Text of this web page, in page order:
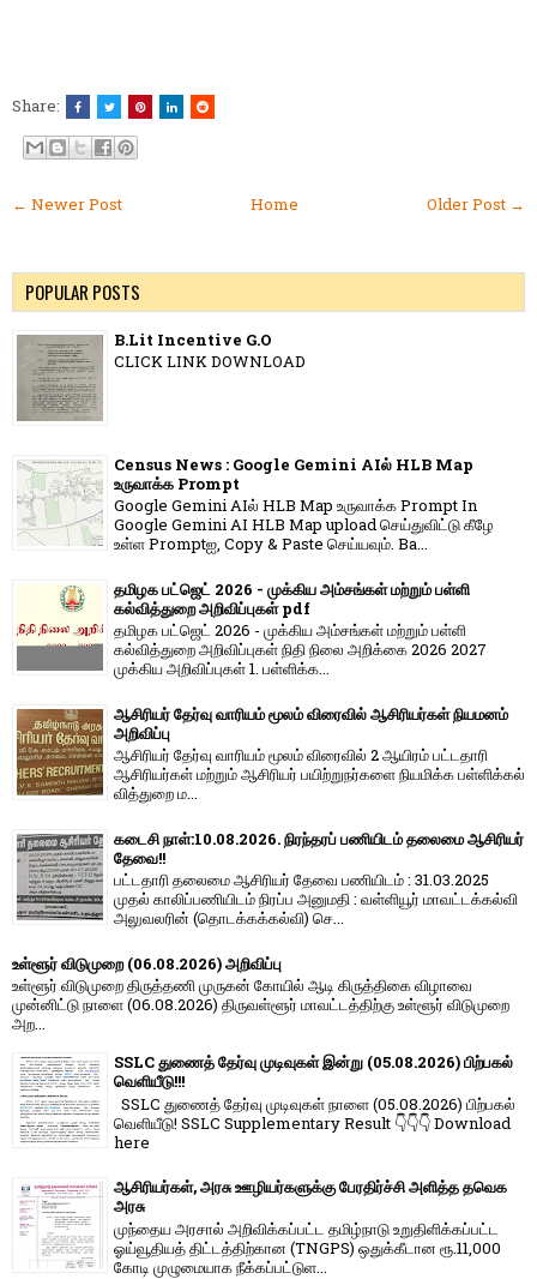
Share:
← Newer Post Older Post →
Home
POPULAR POSTS
B.Lit Incentive G.O
CLICK LINK DOWNLOAD
Census News : Google Gemini AIல் HLB Map
உருவாக்க Prompt
Google Gemini AIல் HLB Map உருவாக்க Prompt In
Google Gemini AI HLB Map upload செய்துவிட்டு கீழே
உள்ள Promptஐ, Copy & Paste செய்யவும். Ba...
தமிழக பட்ஜெட் 2026 - முக்கிய அம்சங்கள் மற்றும் பள்ளி
கல்வித்துறை அறிவிப்புகள் pdf
தமிழக பட்ஜெட் 2026 - முக்கிய அம்சங்கள் மற்றும் பள்ளி
கல்வித்துறை அறிவிப்புகள் நிதி நிலை அறிக்கை 2026 2027
முக்கிய அறிவிப்புகள் 1. பள்ளிக்க...
ஆசிரியர் தேர்வு வாரியம் மூலம் விரைவில் ஆசிரியர்கள் நியமனம்
அறிவிப்பு
ஆசிரியர் தேர்வு வாரி​யம் மூலம் விரை​வில் 2 ஆயிரம் பட்​ட​தாரி
ஆசிரியர்​கள் மற்​றும் ஆசிரியர் பயிற்றுநர்​களை நியமிக்க பள்​ளிக்​கல்​
வித்​துறை ம...
கடைசி நாள்:10.08.2026. நிரந்தரப் பணியிடம் தலைமை ஆசிரியர்
தேவை!!
பட்டதாரி தலைமை ஆசிரியர் தேவை பணியிடம் : 31.03.2025
முதல் காலிப்பணியிடம் நிரப்ப அனுமதி : வள்ளியூர் மாவட்டக்கல்வி
அலுவலரின் (தொடக்கக்கல்வி) செ...
உள்ளூர் விடுமுறை (06.08.2026) அறிவிப்பு
உள்ளூர் விடுமுறை திருத்தணி முருகன் கோயில் ஆடி கிருத்திகை விழாவை
முன்னிட்டு நாளை (06.08.2026) திருவள்ளூர் மாவட்டத்திற்கு உள்ளூர் விடுமுறை
அற...
SSLC துணைத் தேர்வு முடிவுகள் இன்று (05.08.2026) பிற்பகல்
வெளியீடு!!!
SSLC துணைத் தேர்வு முடிவுகள் நாளை (05.08.2026) பிற்பகல்
வெளியீடு! SSLC Supplementary Result 👇👇👇 Download
here
ஆசிரியர்கள், அரசு ஊழியர்களுக்கு பேரதிர்ச்சி அளித்த தவெக
அரசு
முந்தைய அரசால் அறிவிக்கப்பட்ட தமிழ்நாடு உறுதிளிக்கப்பட்ட
ஓய்வூதியத் திட்டத்திற்கான (TNGPS) ஒதுக்கீடான ரூ.11,000
கோடி முழுமையாக நீக்கப்பட்டுள...